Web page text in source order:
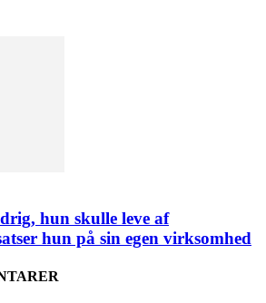
hun skulle leve af
hun på sin egen virksomhed